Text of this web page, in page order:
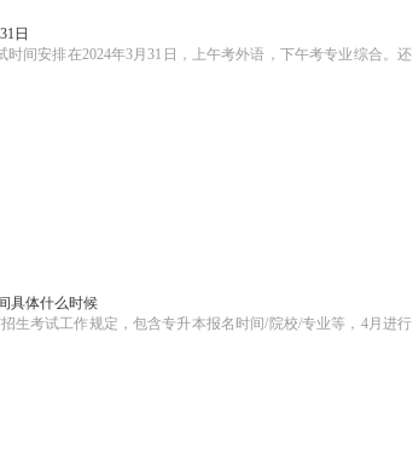
日
间安排在2024年3月31日，上午考外语，下午考专业综合。还
具体什么时候
生考试工作规定，包含专升本报名时间/院校/专业等，4月进行